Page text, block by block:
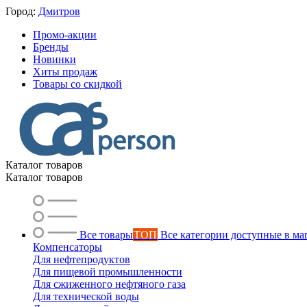
Город: Дмитров
Промо-акции
Бренды
Новинки
Хиты продаж
Товары со скидкой
Каталог товаров
Каталог товаров
Все товарыТОП Все категории доступные в
Компенсаторы
Для нефтепродуктов
Для пищевой промышленности
Для сжиженного нефтяного газа
Для технической воды